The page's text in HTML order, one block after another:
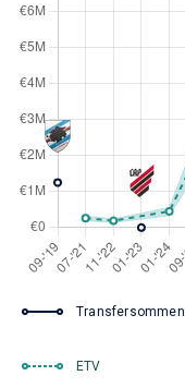
Transfersommen
ETV